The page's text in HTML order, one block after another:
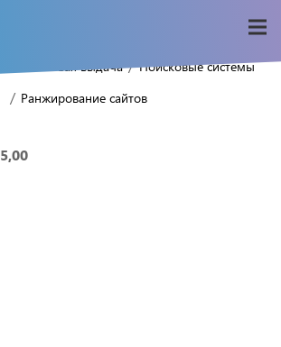
Поисковая выдача / Поисковые системы
/ Ранжирование сайтов
5,00